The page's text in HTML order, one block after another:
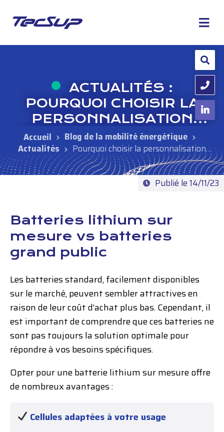
ACTUALITÉS :
POURQUOI CHOISIR LA
PERSONNALISATION
POUR VOS BATTERIES ?
Blog de la mobilité énergétique
Actualités
Pourquoi choisir la personnalisation
pour vos batteries ?
Publié le 14/11/23
Batteries lithium sur
mesure vs batteries
grand public
Les batteries standard, facilement disponibles
sur le marché, peuvent sembler attractives en
raison de leur coût d’achat plus bas. Cependant, il
est important de comprendre que ces batteries ne
sont pas toujours la solution optimale pour
répondre à vos besoins spécifiques.
Opter pour une batterie lithium sur mesure offre
de nombreux avantages :
Cellules adaptées à votre usage